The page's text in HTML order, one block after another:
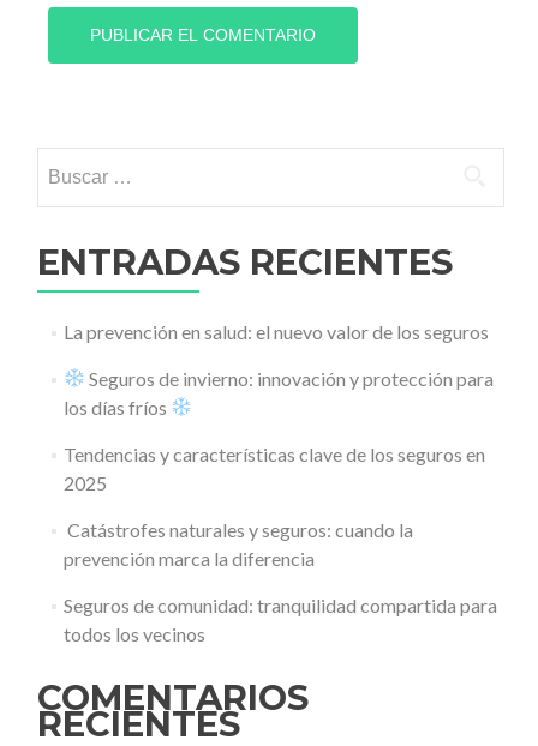
ENTRADAS RECIENTES
La prevención en salud: el nuevo valor de los seguros
Seguros de invierno: innovación y protección para
los días fríos
Tendencias y características clave de los seguros en
2025
️ Catástrofes naturales y seguros: cuando la
prevención marca la diferencia
Seguros de comunidad: tranquilidad compartida para
todos los vecinos
COMENTARIOS
RECIENTES